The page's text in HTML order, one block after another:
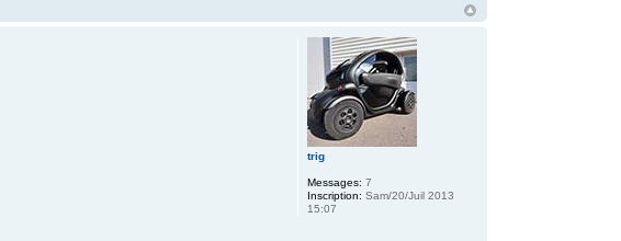
trig
Messages: 7
Inscription: Sam/20/Juil 2013
15:07